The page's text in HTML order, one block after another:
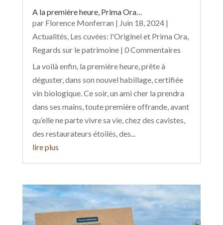
A la première heure, Prima Ora…
par Florence Monferran | Juin 18, 2024|
Actualités, Les cuvées: l'Originel et Prima Ora,
Regards sur le patrimoine| 0 Commentaires
La voilà enfin, la première heure, prête à
déguster, dans son nouvel habillage, certifiée
vin biologique. Ce soir, un ami cher la prendra
dans ses mains, toute première offrande, avant
qu’elle ne parte vivre sa vie, chez des cavistes,
des restaurateurs étoilés, des...
lire plus